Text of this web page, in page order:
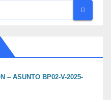
– ASUNTO BP02-V-2025-